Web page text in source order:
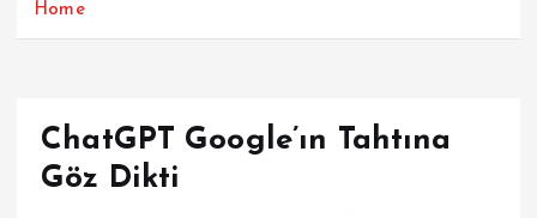
Home
ChatGPT Google’ın Tahtına
Göz Dikti